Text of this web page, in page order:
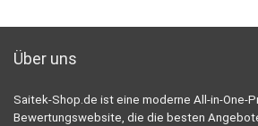
Über uns
Saitek-Shop.de ist eine moderne All-in-One-
Bewertungswebsite, die die besten